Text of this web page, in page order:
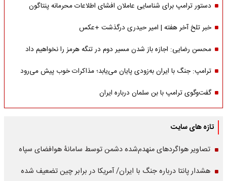
دستور ترامپ برای شناسایی عاملان افشای اطلاعات محرمانه پنتاگون
خبر تلخ آخر هفته | امیر حیدری درگذشت +عکس
محسن رضایی: اجازه باز شدن مسیر دوم در تنگه هرمز را نخواهیم داد
ترامپ: جنگ با ایران به‌زودی پایان می‌یابد؛ مذاکرات خوب پیش می‌رود
گفت‌وگوی ترامپ با بن سلمان درباره ایران
تازه های سایت
تصاویر هواگردهای منهدم‌شده دشمن توسط سامانۀ هوافضای سپاه
هشدار پانتا درباره جنگ با ایران/ آمریکا در برابر چین تضعیف شده